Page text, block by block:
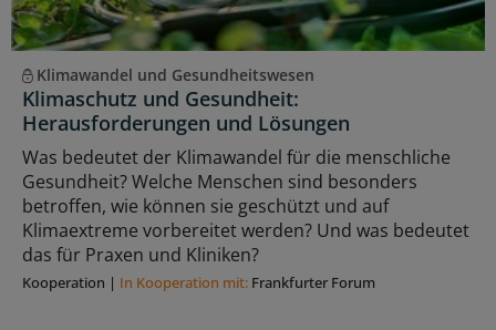
Klimawandel und Gesundheitswesen
Klimaschutz und Gesundheit:
Herausforderungen und Lösungen
Was bedeutet der Klimawandel für die menschliche
Gesundheit? Welche Menschen sind besonders
betroffen, wie können sie geschützt und auf
Klimaextreme vorbereitet werden? Und was bedeutet
das für Praxen und Kliniken?
Kooperation | In Kooperation mit: Frankfurter Forum